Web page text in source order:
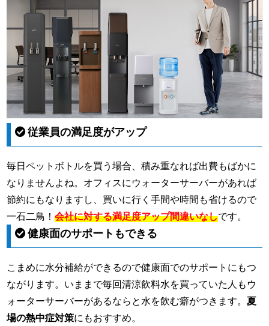
従業員の満足度がアップ
毎日ペットボトルを買う場合、積み重なれば出費もばかに
なりませんよね。オフィスにウォーターサーバーがあれば
節約にもなりますし、買いに行く手間や時間も省けるので
一石二鳥！会社に対する満足度アップ間違いなしです。
健康面のサポートもできる
こまめに水分補給ができるので健康面でのサポートにもつ
ながります。いままで毎回清涼飲料水を買っていた人もウ
ォーターサーバーがあるならと水を飲む癖がつきます。夏
場の熱中症対策にもおすすめ。